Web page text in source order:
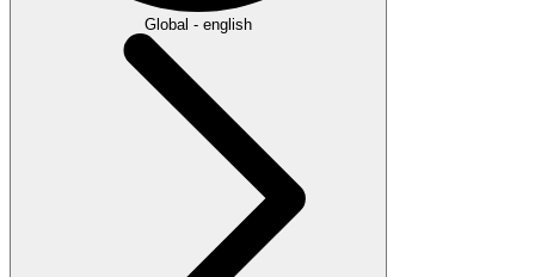
Global - english